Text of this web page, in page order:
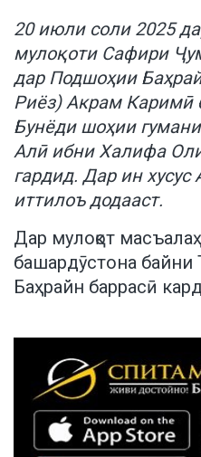
20 июли соли 2025
мулоқоти Сафири
дар Подшоҳии
Риёз) Акрам Каримӣ
Бунёди шоҳии
Алӣ ибни Халифа
гардид. Дар ин
иттилоъ додааст.
Дар мулоқот
башардӯстона байни
Баҳрайн баррасӣ